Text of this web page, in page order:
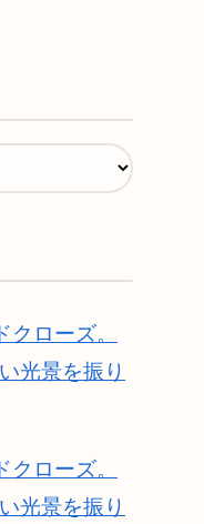
ローズ。
光景を振り
ローズ。
光景を振り